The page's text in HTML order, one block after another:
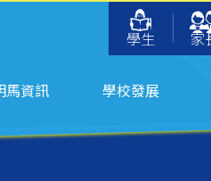
學生
家
馬資訊 學校發展